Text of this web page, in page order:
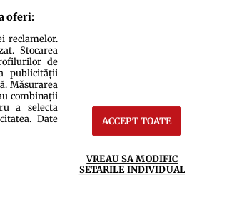
oferi:
reclamelor.
Stocarea
de
publicității
Măsurarea
combinații
a selecta
Date
ACCEPT TOATE
VREAU SA MODIFIC
SETARILE INDIVIDUAL